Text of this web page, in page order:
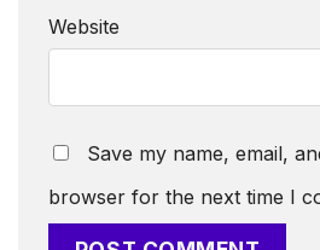
Website
Save my name, email,
browser for the next time I